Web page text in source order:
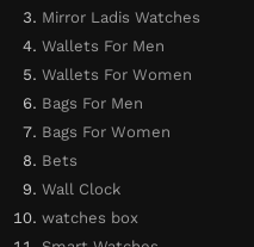
Mirror Ladis Watches
Wallets For Men
Wallets For Women
Bags For Men
Bags For Women
Bets
Wall Clock
watches box